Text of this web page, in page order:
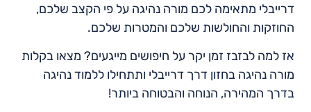
דרייבלי מתאימה לכם מורה נהיגה על פי הקצב שלכם,
החוזקות והחולשות שלכם והמטרות שלכם.
אז למה לבזבז זמן יקר על חיפושים מייגעים? מצאו בקלות
מורה נהיגה בחזון דרך דרייבלי ותתחילו ללמוד נהיגה
בדרך המהירה, הנוחה והבטוחה ביותר!